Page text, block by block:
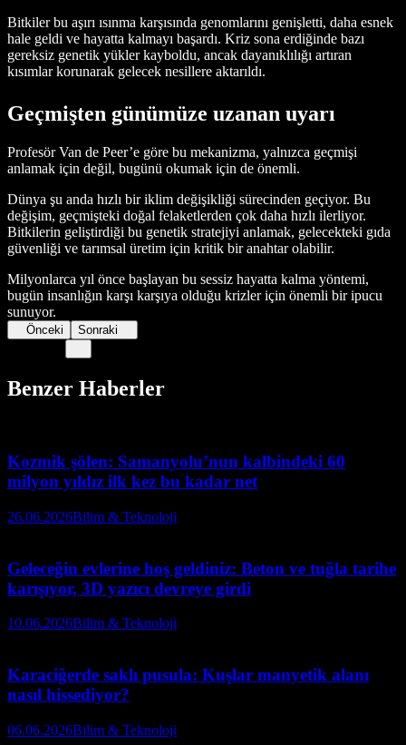
Bitkiler bu aşırı ısınma karşısında genomlarını genişletti, daha esnek
hale geldi ve hayatta kalmayı başardı. Kriz sona erdiğinde bazı
gereksiz genetik yükler kayboldu, ancak dayanıklılığı artıran
kısımlar korunarak gelecek nesillere aktarıldı.
Geçmişten günümüze uzanan uyarı
Profesör Van de Peer’e göre bu mekanizma, yalnızca geçmişi
anlamak için değil, bugünü okumak için de önemli.
Dünya şu anda hızlı bir iklim değişikliği sürecinden geçiyor. Bu
değişim, geçmişteki doğal felaketlerden çok daha hızlı ilerliyor.
Bitkilerin geliştirdiği bu genetik stratejiyi anlamak, gelecekteki gıda
güvenliği ve tarımsal üretim için kritik bir anahtar olabilir.
Milyonlarca yıl önce başlayan bu sessiz hayatta kalma yöntemi,
bugün insanlığın karşı karşıya olduğu krizler için önemli bir ipucu
sunuyor.
Önceki Sonraki
Benzer Haberler
Kozmik şölen: Samanyolu’nun kalbindeki 60
milyon yıldız ilk kez bu kadar net
26.06.2026Bilim & Teknoloji
Geleceğin evlerine hoş geldiniz: Beton ve tuğla tarihe
karışıyor, 3D yazıcı devreye girdi
10.06.2026Bilim & Teknoloji
Karaciğerde saklı pusula: Kuşlar manyetik alanı
nasıl hissediyor?
06.06.2026Bilim & Teknoloji